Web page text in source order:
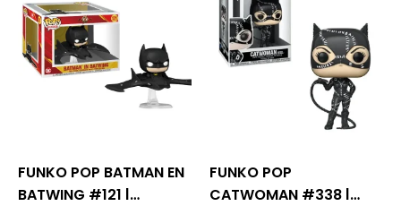
FUNKO POP BATMAN EN
BATWING #121 |
FUNKO POP
CATWOMAN #338 |